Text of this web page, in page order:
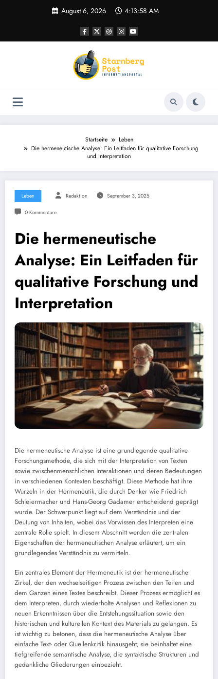
August 6, 2026 4:13:59 AM
Startseite
Leben
Die hermeneutische Analyse: Ein Leitfaden für qualitative Forschung
und Interpretation
Leben Redaktion September 3, 2025
0 Kommentare
Die hermeneutische
Analyse: Ein Leitfaden für
qualitative Forschung und
Interpretation
Die hermeneutische Analyse ist eine grundlegende qualitative
Forschungsmethode, die sich mit der Interpretation von Texten
sowie zwischenmenschlichen Interaktionen und deren Bedeutungen
in verschiedenen Kontexten beschäftigt. Diese Methode hat ihre
Wurzeln in der Hermeneutik, die durch Denker wie Friedrich
Schleiermacher und Hans-Georg Gadamer entscheidend geprägt
wurde. Der Schwerpunkt liegt auf dem Verständnis und der
Deutung von Inhalten, wobei das Vorwissen des Interpreten eine
zentrale Rolle spielt. In diesem Abschnitt werden die zentralen
Eigenschaften der hermeneutischen Analyse erläutert, um ein
grundlegendes Verständnis zu vermitteln.
Ein zentrales Element der Hermeneutik ist der hermeneutische
Zirkel, der den wechselseitigen Prozess zwischen den Teilen und
dem Ganzen eines Textes beschreibt. Dieser Prozess ermöglicht es
dem Interpreten, durch wiederholte Analysen und Reflexionen zu
neuen Erkenntnissen über die Entstehungssituation sowie den
historischen und kulturellen Kontext des Materials zu gelangen. Es
ist wichtig zu betonen, dass die hermeneutische Analyse über
einfache Text- oder Quellenkritik hinausgeht; sie beinhaltet eine
tiefgreifende semantische Analyse, die syntaktische Strukturen und
gedankliche Gliederungen einbezieht.